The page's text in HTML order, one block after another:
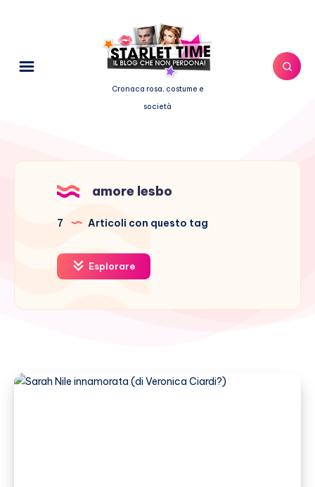
Cronaca rosa, costume e
società
amore lesbo
7 Articoli con questo tag
Esplorare